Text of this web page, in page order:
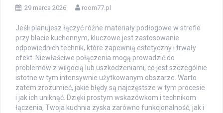
29 marca 2026 room77.pl
Jeśli planujesz łączyć różne materiały podłogowe w strefie
przy blacie kuchennym, kluczowe jest zastosowanie
odpowiednich technik, które zapewnią estetyczny i trwały
efekt. Niewłaściwe połączenia mogą prowadzić do
problemów z wilgocią lub uszkodzeniami, co jest szczególnie
istotne w tym intensywnie użytkowanym obszarze. Warto
zatem zrozumieć, jakie błędy są najczęstsze w tym procesie
i jak ich uniknąć. Dzięki prostym wskazówkom i technikom
łączenia, Twoja kuchnia zyska zarówno funkcjonalność, jak i